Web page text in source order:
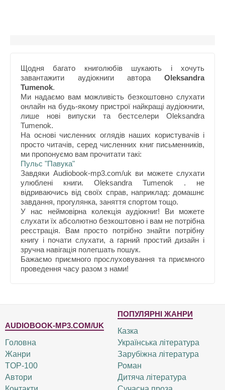
Щодня багато книголюбів шукають і хочуть
завантажити аудіокниги автора Oleksandra
Tumenok.
Ми надаємо вам можливість безкоштовно слухати
онлайн на будь-якому пристрої найкращі аудіокниги,
лише нові випуски та бестселери Oleksandra
Tumenok.
На основі численних оглядів наших користувачів і
просто читачів, серед численних книг письменників,
ми пропонуємо вам прочитати такі:
Пульс "Павука"
Завдяки Audiobook-mp3.com/uk ви можете слухати
улюблені книги. Oleksandra Tumenok . не
відриваючись від своїх справ, наприклад: домашнє
завдання, прогулянка, заняття спортом тощо.
У нас неймовірна колекція аудіокниг! Ви можете
слухати їх абсолютно безкоштовно і вам не потрібна
реєстрація. Вам просто потрібно знайти потрібну
книгу і почати слухати, а гарний простий дизайн і
зручна навігація полегшать пошук.
Бажаємо приємного прослуховування та приємного
проведення часу разом з нами!
AUDIOBOOK-MP3.COM/UK
Головна
Жанри
TOP-100
Автори
ПОПУЛЯРНІ ЖАНРИ
Казка
Українська література
Зарубіжна література
Роман
Дитяча література